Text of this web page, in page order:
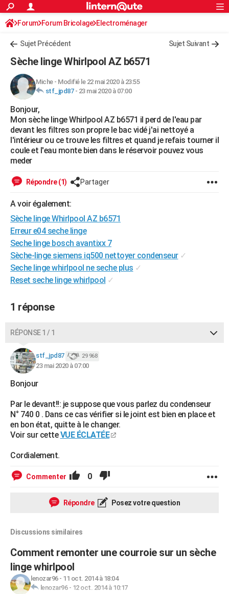
ACTUALITÉS
Politique
Société
Faits Divers
Education
Monde
Villes
+
FINANCE
Retraite
Impôts
Epargne
Immobilier
Risques naturels par ville
Banque
Assurance
Crédit
AUTO
Essais
Réserver un essai
Citadines
Berlines
SUV
Forum auto
+HIGH-TECH
Mobiles
Meilleur smartphone
Internet
Ordinateurs
Jeux vidéo
Guide high-tech
+BRICOLAGE
Forum
Aménagement intérieur
Extérieur
Cuisine
Salle de bains
Jardinage
Rangement
WEEK-END
Guides de France
Escapades
Patrimoine
Expositions
Musées
Week-end nature
LIFESTYLE
SANTE
Alimentation
Guide de la santé
Maladies
Médicaments
Sommeil
VOYAGE
Destinations
City break
Voyage nature
Voyage de noces
Forum
Climat
+PHOTO
GUIDES D'ACHAT
BONS PLANS
CARTE DE VOEUX
COPAINS D'AVANT
S'inscrire
Se connecter
Lycées
Collèges
Primaires
Universités
Entreprises
Service militaire
Avis de recherche
AVIS DE DÉCÈS
FORUM
Bricolage
Lifestyle
Culture
Sport
Auto
Television
Voyage
Cinema
S'inscrire
Connexion
Forum Forum Bricolage Electroménager
Sujet Précédent Sujet Suivant
Sèche linge Whirlpool AZ b6571
Miche- Modifié le 22 mai 2020 à 23:55
stf_jpd87- 23 mai 2020 à 07:00
Bonjour,
Mon sèche linge Whirlpool AZ b6571 il perd de l'eau par
devant les filtres son propre le bac vidé j'ai nettoyé a
l'intérieur ou ce trouve les filtres et quand je refais tourner il
coule et l'eau monte bien dans le réservoir pouvez vous
meder
Répondre (1) Partager
A voir également:
Sèche linge Whirlpool AZ b6571
Erreur e04 seche linge
Seche linge bosch avantixx 7
Sèche-linge siemens iq500 nettoyer condenseur ✓
Seche linge whirlpool ne seche plus ✓
Reset seche linge whirlpool ✓
1 réponse
RÉPONSE 1 / 1
stf_jpd87 29 968
23 mai 2020 à 07:00
Bonjour
Par le devant!!: je suppose que vous parlez du condenseur
N° 740 0 . Dans ce cas vérifier si le joint est bien en place et
en bon état, quitte à le changer.
Voir sur cetteVUE ÉCLATÉE
Cordialement.
Commenter 0
Répondre Posez votre question
Discussions similaires
Comment remonter une courroie sur un sèche
linge whirlpool
lenozar96- 11 oct. 2014 à 18:04
lenozar96- 12 oct. 2014 à 10:17